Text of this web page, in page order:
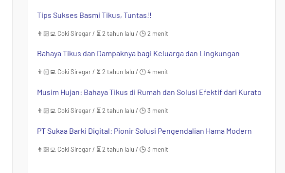
Tips Sukses Basmi Tikus, Tuntas!!
👨🏻‍💻 Coki Siregar / ⏳ 2 tahun lalu / 🕒 2 menit
Bahaya Tikus dan Dampaknya bagi Keluarga dan Lingkungan
👨🏻‍💻 Coki Siregar / ⏳ 2 tahun lalu / 🕒 4 menit
Musim Hujan: Bahaya Tikus di Rumah dan Solusi Efektif dari Kurato
👨🏻‍💻 Coki Siregar / ⏳ 2 tahun lalu / 🕒 3 menit
PT Sukaa Barki Digital: Pionir Solusi Pengendalian Hama Modern
👨🏻‍💻 Coki Siregar / ⏳ 2 tahun lalu / 🕒 3 menit